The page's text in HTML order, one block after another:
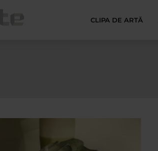
CLIPA DE ARTĂ